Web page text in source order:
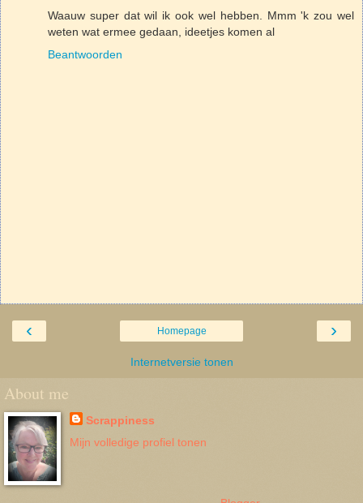
Waauw super dat wil ik ook wel hebben. Mmm 'k zou wel
weten wat ermee gedaan, ideetjes komen al
Beantwoorden
‹ ›
Homepage
Internetversie tonen
About me
Scrappiness
Mijn volledige profiel tonen